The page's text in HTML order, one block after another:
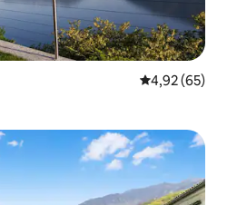
Évaluation
4,92 (65)